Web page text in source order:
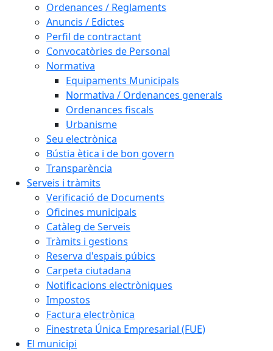
Ordenances / Reglaments
Anuncis / Edictes
Perfil de contractant
Convocatòries de Personal
Normativa
Equipaments Municipals
Normativa / Ordenances generals
Ordenances fiscals
Urbanisme
Seu electrònica
Bústia ètica i de bon govern
Transparència
Serveis i tràmits
Verificació de Documents
Oficines municipals
Catàleg de Serveis
Tràmits i gestions
Reserva d'espais púbics
Carpeta ciutadana
Notificacions electròniques
Impostos
Factura electrònica
Finestreta Única Empresarial (FUE)
El municipi